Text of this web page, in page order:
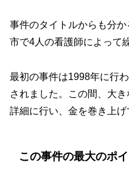
事件のタイトルからも分
市で4人の看護師によって
最初の事件は1998年に行
されました。この間、大
詳細に行い、金を巻き上げ
この事件の最大のポ